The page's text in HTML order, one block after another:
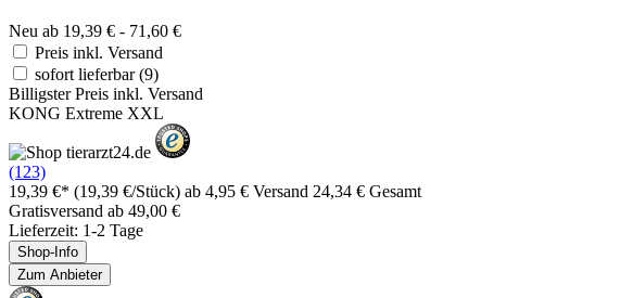
Neu ab 19,39 € - 71,60 €
Preis inkl. Versand
sofort lieferbar(9)
Billigster Preis inkl. Versand
KONG Extreme XXL
(123)
19,39 €* (19,39 €/Stück) ab 4,95 € Versand 24,34 € Gesamt
Gratisversand ab 49,00 €
Lieferzeit: 1-2 Tage
Shop-Info
Zum Anbieter